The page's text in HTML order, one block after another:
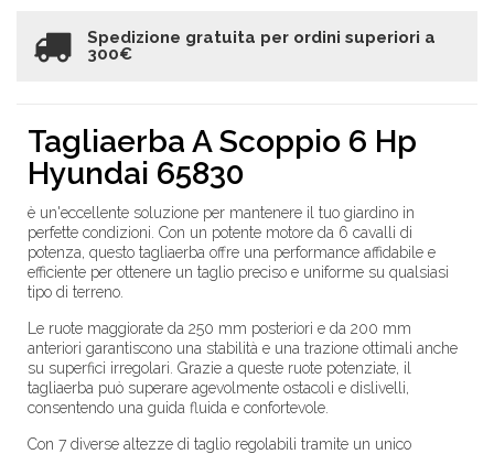
Spedizione gratuita per ordini superiori a
300€
Tagliaerba A Scoppio 6 Hp
Hyundai 65830
è un'eccellente soluzione per mantenere il tuo giardino in
perfette condizioni. Con un potente motore da 6 cavalli di
potenza, questo tagliaerba offre una performance affidabile e
efficiente per ottenere un taglio preciso e uniforme su qualsiasi
tipo di terreno.
Le ruote maggiorate da 250 mm posteriori e da 200 mm
anteriori garantiscono una stabilità e una trazione ottimali anche
su superfici irregolari. Grazie a queste ruote potenziate, il
tagliaerba può superare agevolmente ostacoli e dislivelli,
consentendo una guida fluida e confortevole.
Con 7 diverse altezze di taglio regolabili tramite un unico